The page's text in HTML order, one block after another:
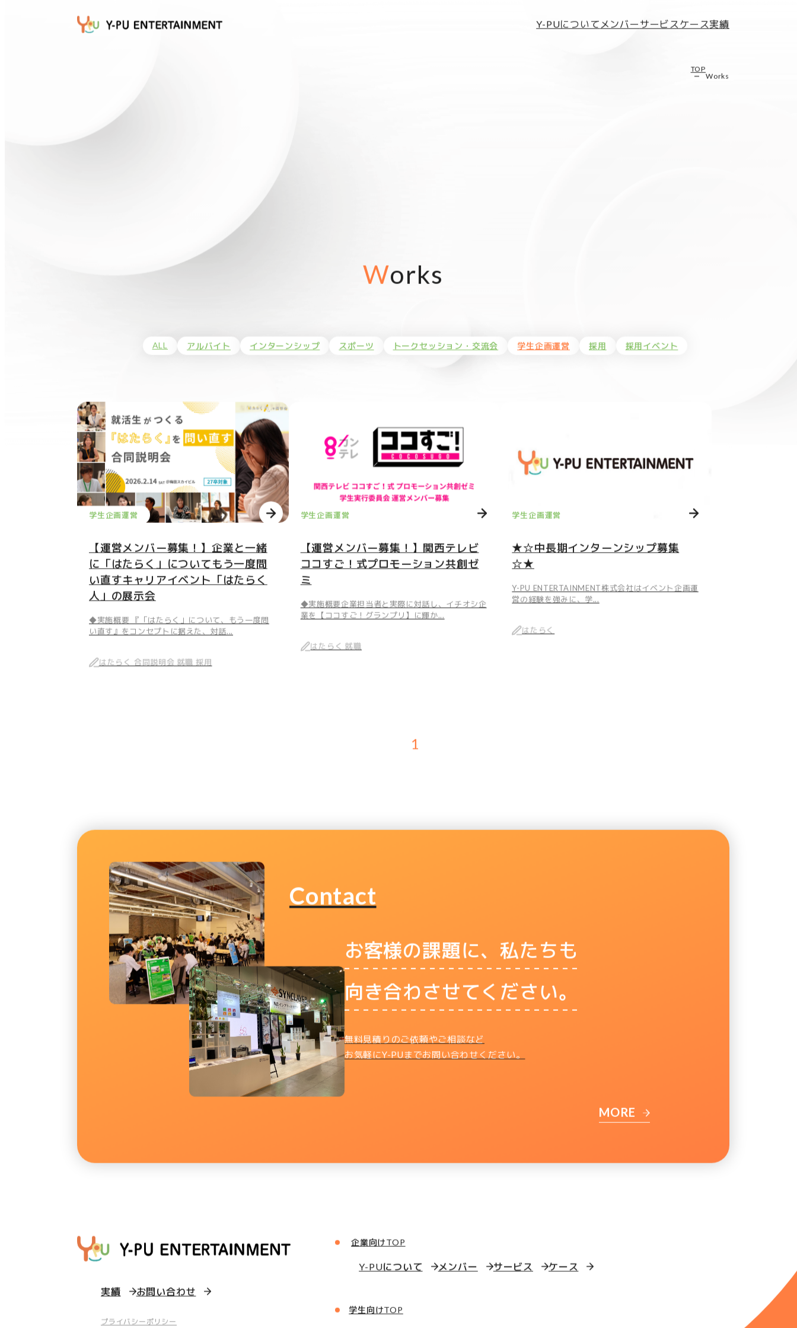
Y-PUについてメンバーサービスケース実績
TOP
Works
ALL アルバイト インターンシップ スポーツ トークセッション・交流会 学生企画運営 採用 採用イベント
学生企画運営
【運営メンバー募集！】企業と一緒
に「はたらく」についてもう一度問
い直すキャリアイベント「はたらく
人」の展示会
◆実施概要 『「はたらく」について、もう一度問
い直す』をコンセプトに据えた、対話...
はたらく 合同説明会 就職 採用
学生企画運営
【運営メンバー募集！】関西テレビ
ココすご！式プロモーション共創ゼ
ミ
◆実施概要企業担当者と実際に対話し、イチオシ企
業を【ココすご！グランプリ】に輝か...
はたらく 就職
学生企画運営
★☆中長期インターンシップ募集
☆★
Y-PU ENTERTAINMENT株式会社はイベント企画運
営の経験を強みに、学...
はたらく
1
Contact
お客様の課題に、私たちも
向き合わさせてください。
無料見積りのご依頼やご相談など
お気軽にY-PUまでお問い合わせください。
MORE
実績 お問い合わせ
企業向けTOP
Y-PUについて メンバー サービス ケース
学生向けTOP